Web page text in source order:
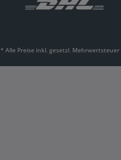
* Alle Preise inkl. gesetzl. Mehrwertsteuer